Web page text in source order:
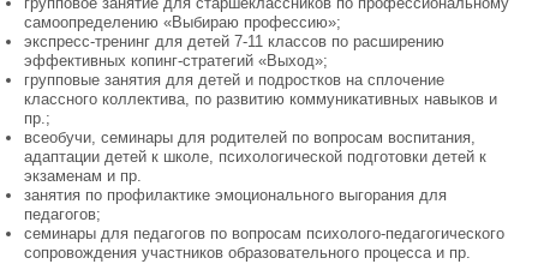
самоопределению «Выбираю профессию»;
экспресс-тренинг для детей 7-11 классов по расширению
эффективных копинг-стратегий «Выход»;
групповые занятия для детей и подростков на сплочение
классного коллектива, по развитию коммуникативных навыков и
пр.;
всеобучи, семинары для родителей по вопросам воспитания,
адаптации детей к школе, психологической подготовки детей к
экзаменам и пр.
занятия по профилактике эмоционального выгорания для
педагогов;
семинары для педагогов по вопросам психолого-педагогического
сопровождения участников образовательного процесса и пр.